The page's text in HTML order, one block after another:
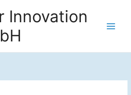
Innovation